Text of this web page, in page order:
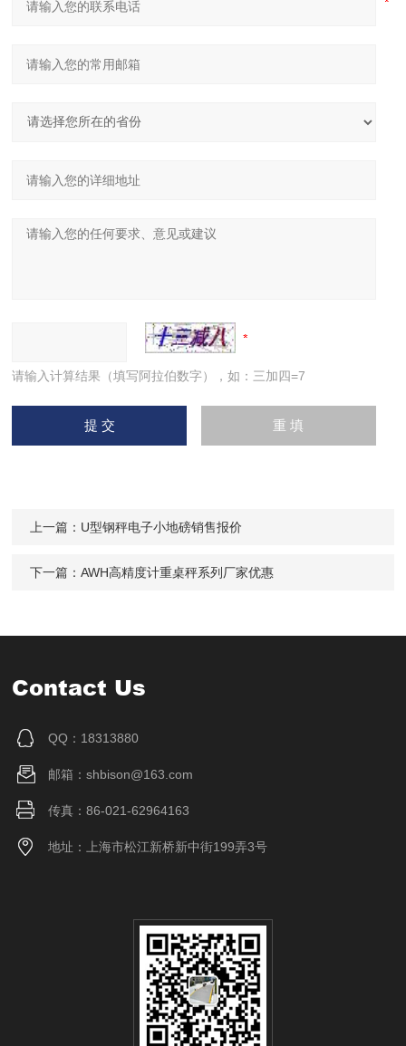
请输入计算结果（填写阿拉伯数字），如：三加四=7
上一篇： U型钢秤电子小地磅销售报价
下一篇：AWH高精度计重桌秤系列厂家优惠
Contact Us
QQ：18313880
邮箱：shbison@163.com
传真：86-021-62964163
地址：上海市松江新桥新中街199弄3号